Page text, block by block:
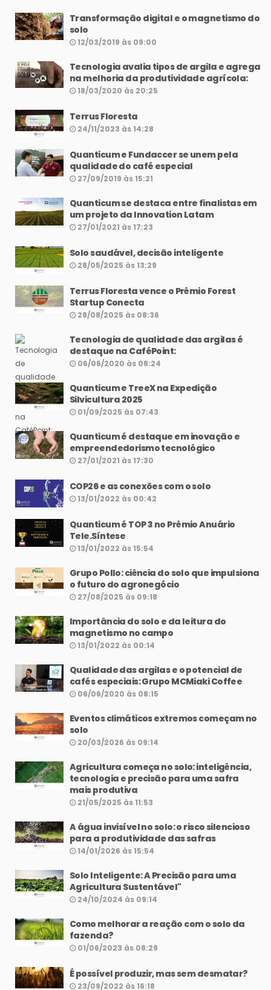
Transformação digital e o magnetismo do
solo
12/03/2019 às 09:00
Tecnologia avalia tipos de argila e agrega
na melhoria da produtividade agrícola:
18/03/2020 às 20:25
Terrus Floresta
24/11/2023 às 14:28
Quanticum e Fundaccer se unem pela
qualidade do café especial
27/09/2019 às 15:21
Quanticum se destaca entre finalistas em
um projeto da Innovation Latam
27/01/2021 às 17:23
Solo saudável, decisão inteligente
28/05/2025 às 13:29
Terrus Floresta vence o Prêmio Forest
Startup Conecta
28/08/2025 às 08:36
Tecnologia de qualidade das argilas é
destaque na CaféPoint:
06/06/2020 às 08:24
Quanticum e TreeX na Expedição
Silvicultura 2025
01/09/2025 às 07:43
Quanticum é destaque em inovação e
empreendedorismo tecnológico
27/01/2021 às 17:30
COP26 e as conexões com o solo
13/01/2022 às 00:42
Quanticum é TOP 3 no Prêmio Anuário
Tele.Síntese
13/01/2022 às 15:54
Grupo Pollo: ciência do solo que impulsiona
o futuro do agronegócio
27/08/2025 às 09:18
Importância do solo e da leitura do
magnetismo no campo
13/01/2022 às 00:14
Qualidade das argilas e o potencial de
cafés especiais: Grupo MCMiaki Coffee
06/06/2020 às 08:15
Eventos climáticos extremos começam no
solo
20/03/2026 às 09:14
Agricultura começa no solo: inteligência,
tecnologia e precisão para uma safra
mais produtiva
21/05/2025 às 11:53
A água invisível no solo: o risco silencioso
para a produtividade das safras
14/01/2026 às 15:54
Solo Inteligente: A Precisão para uma
Agricultura Sustentável"
24/10/2024 às 09:14
Como melhorar a reação com o solo da
fazenda?
01/06/2023 às 08:29
É possível produzir, mas sem desmatar?
23/09/2022 às 16:18